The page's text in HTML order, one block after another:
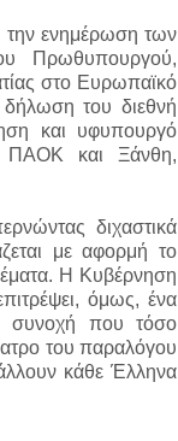
την ενημέρωση των
Πρωθυπουργού,
στο Ευρωπαϊκό
του διεθνή
και υφυπουργό
ΠΑΟΚ και Ξάνθη,
διχαστικά
με αφορμή το
Η Κυβέρνηση
όμως, ένα
συνοχή που τόσο
του παραλόγου
κάθε Έλληνα